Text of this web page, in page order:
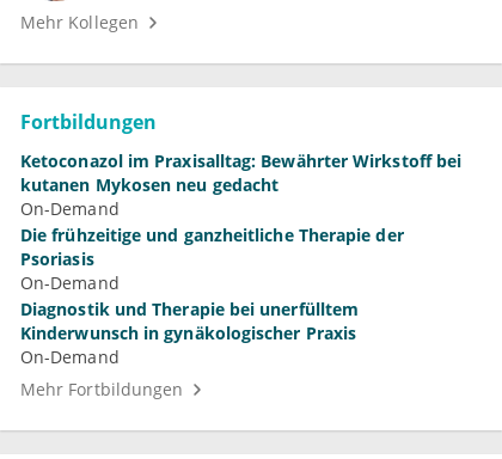
Mehr Kollegen
Fortbildungen
Ketoconazol im Praxisalltag: Bewährter Wirkstoff bei
kutanen Mykosen neu gedacht
On-Demand
Die frühzeitige und ganzheitliche Therapie der
Psoriasis
On-Demand
Diagnostik und Therapie bei unerfülltem
Kinderwunsch in gynäkologischer Praxis
On-Demand
Mehr Fortbildungen